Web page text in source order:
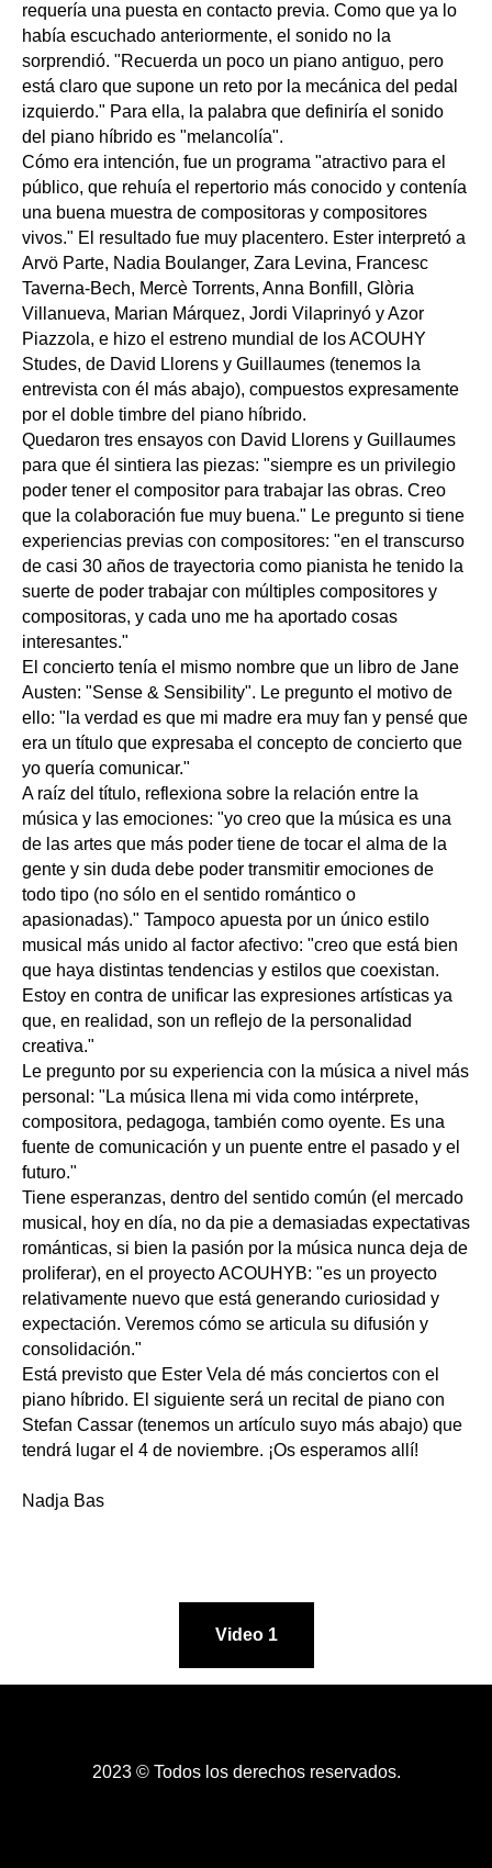
requería una puesta en contacto previa. Como que ya lo
había escuchado anteriormente, el sonido no la
sorprendió. "Recuerda un poco un piano antiguo, pero
está claro que supone un reto por la mecánica del pedal
izquierdo." Para ella, la palabra que definiría el sonido
del piano híbrido es "melancolía".
Cómo era intención, fue un programa "atractivo para el
público, que rehuía el repertorio más conocido y contenía
una buena muestra de compositoras y compositores
vivos." El resultado fue muy placentero. Ester interpretó a
Arvö Parte, Nadia Boulanger, Zara Levina, Francesc
Taverna-Bech, Mercè Torrents, Anna Bonfill, Glòria
Villanueva, Marian Márquez, Jordi Vilaprinyó y Azor
Piazzola, e hizo el estreno mundial de los ACOUHY
Studes, de David Llorens y Guillaumes (tenemos la
entrevista con él más abajo), compuestos expresamente
por el doble timbre del piano híbrido.
Quedaron tres ensayos con David Llorens y Guillaumes
para que él sintiera las piezas: "siempre es un privilegio
poder tener el compositor para trabajar las obras. Creo
que la colaboración fue muy buena." Le pregunto si tiene
experiencias previas con compositores: "en el transcurso
de casi 30 años de trayectoria como pianista he tenido la
suerte de poder trabajar con múltiples compositores y
compositoras, y cada uno me ha aportado cosas
interesantes."
El concierto tenía el mismo nombre que un libro de Jane
Austen: "Sense & Sensibility". Le pregunto el motivo de
ello: "la verdad es que mi madre era muy fan y pensé que
era un título que expresaba el concepto de concierto que
yo quería comunicar."
A raíz del título, reflexiona sobre la relación entre la
música y las emociones: "yo creo que la música es una
de las artes que más poder tiene de tocar el alma de la
gente y sin duda debe poder transmitir emociones de
todo tipo (no sólo en el sentido romántico o
apasionadas)." Tampoco apuesta por un único estilo
musical más unido al factor afectivo: "creo que está bien
que haya distintas tendencias y estilos que coexistan.
Estoy en contra de unificar las expresiones artísticas ya
que, en realidad, son un reflejo de la personalidad
creativa."
Le pregunto por su experiencia con la música a nivel más
personal: "La música llena mi vida como intérprete,
compositora, pedagoga, también como oyente. Es una
fuente de comunicación y un puente entre el pasado y el
futuro."
Tiene esperanzas, dentro del sentido común (el mercado
musical, hoy en día, no da pie a demasiadas expectativas
románticas, si bien la pasión por la música nunca deja de
proliferar), en el proyecto ACOUHYB: "es un proyecto
relativamente nuevo que está generando curiosidad y
expectación. Veremos cómo se articula su difusión y
consolidación."
Está previsto que Ester Vela dé más conciertos con el
piano híbrido. El siguiente será un recital de piano con
Stefan Cassar (tenemos un artículo suyo más abajo) que
tendrá lugar el 4 de noviembre. ¡Os esperamos allí!
Nadja Bas
Video 1
2023 © Todos los derechos reservados.